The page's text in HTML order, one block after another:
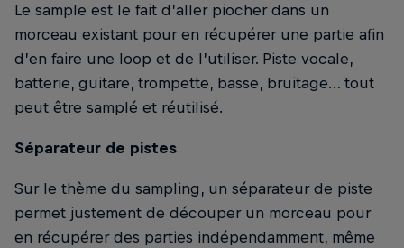
Le sample est le fait d’aller piocher dans un
morceau existant pour en récupérer une partie afin
d’en faire une loop et de l’utiliser. Piste vocale,
batterie, guitare, trompette, basse, bruitage… tout
peut être samplé et réutilisé.
Séparateur de pistes
Sur le thème du sampling, un séparateur de piste
permet justement de découper un morceau pour
en récupérer des parties indépendamment, même